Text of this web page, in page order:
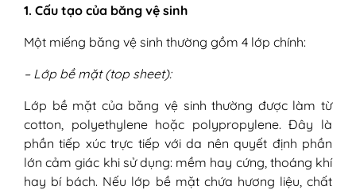
V - Bị dị ứng băng vệ sinh phải làm sao?
đang sử dụng
Bước 2: Rửa vùng kín bằng nước ấm
sạch
Bước 3: Xử lý đối với từng trường hợp
VI - Cách tránh việc dùng băng vệ sinh bị dị
ứng
1. Cấu tạo của băng vệ sinh
Một miếng băng vệ sinh thường gồm 4 lớp chính:
– Lớp bề mặt (top sheet):
Lớp bề mặt của băng vệ sinh thường được làm từ
cotton, polyethylene hoặc polypropylene. Đây là
phần tiếp xúc trực tiếp với da nên quyết định phần
lớn cảm giác khi sử dụng: mềm hay cứng, thoáng khí
hay bí bách. Nếu lớp bề mặt chứa hương liệu, chất